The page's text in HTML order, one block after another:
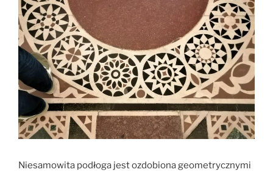
Niesamowita podłoga jest ozdobiona geometrycznymi